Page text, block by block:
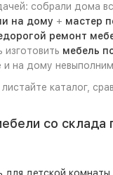
собрали дома
на дому + мастер
ремонт
мебель
и на дому
, листайте каталог,
со склада